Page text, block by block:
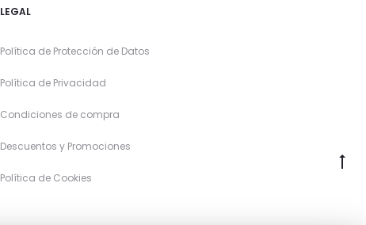
LEGAL
Política de Protección de Datos
Política de Privacidad
Condiciones de compra
Descuentos y Promociones
Política de Cookies